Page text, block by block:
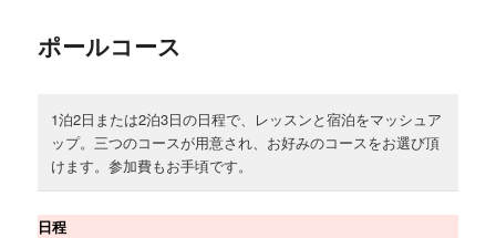
ポールコース
1泊2日または2泊3日の日程で、レッスンと宿泊をマッシュア
ップ。三つのコースが用意され、お好みのコースをお選び頂
けます。参加費もお手頃です。
日程